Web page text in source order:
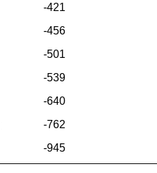
-421
-456
-501
-539
-640
-762
-945